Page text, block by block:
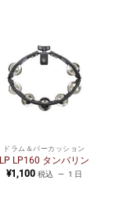
ドラム＆パーカッション
LP LP160 タンバリン
¥1,100 税込 1 日